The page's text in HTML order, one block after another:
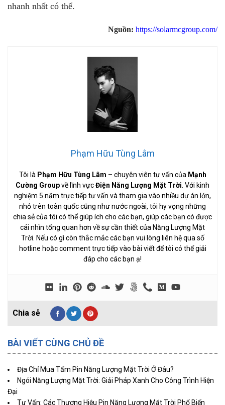
nhanh nhất có thể.
Nguồn: https://solarmcgroup.com/
Phạm Hữu Tùng Lâm
Tôi là Phạm Hữu Tùng Lâm – chuyên viên tư vấn của Mạnh
Cường Groupvề lĩnh vựcĐiện Năng Lượng Mặt Trời. Với kinh
nghiệm 5 năm trực tiếp tư vấn và tham gia vào nhiều dự án lớn,
nhỏ trên toàn quốc cũng như nước ngoài, tôi hy vọng những
chia sẻ của tôi có thể giúp ích cho các bạn, giúp các bạn có được
cái nhìn tổng quan hơn về sự cần thiết của Năng Lượng Mặt
Trời. Nếu có gì còn thắc mắc các bạn vui lòng liên hệ qua số
hotline hoặc comment trực tiếp vào bài viết để tôi có thể giải
đáp cho các bạn ạ!
BÀI VIẾT CÙNG CHỦ ĐỀ
Địa Chỉ Mua Tấm Pin Năng Lượng Mặt Trời Ở Đâu?
Ngói Năng Lượng Mặt Trời: Giải Pháp Xanh Cho Công Trình Hiện
Đại
Tư Vấn: Các Thương Hiệu Pin Năng Lượng Mặt Trời Phổ Biến